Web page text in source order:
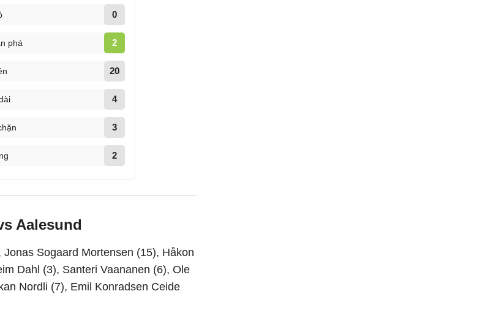
0
phá 2
20
4
3
2
Aalesund
Jonas Sogaard Mortensen (15), Håkon
Dahl (3), Santeri Vaananen (6), Ole
Nordli (7), Emil Konradsen Ceide